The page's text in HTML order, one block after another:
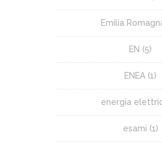
Emilia
EN (5)
ENEA (1)
energia
esami (1)